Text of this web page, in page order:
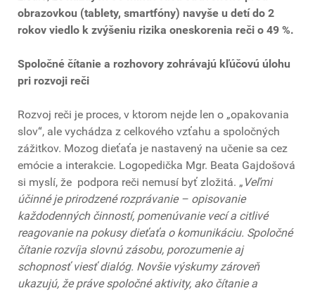
obrazovkou (tablety, smartfóny) navyše u detí do 2
rokov viedlo k zvýšeniu rizika oneskorenia reči o 49 %.
Spoločné čítanie a rozhovory zohrávajú kľúčovú úlohu
pri rozvoji reči
Rozvoj reči je proces, v ktorom nejde len o „opakovania
slov“, ale vychádza z celkového vzťahu a spoločných
zážitkov. Mozog dieťaťa je nastavený na učenie sa cez
emócie a interakcie. Logopedička Mgr. Beata Gajdošová
si myslí, že podpora reči nemusí byť zložitá. „ Veľmi
účinné je prirodzené rozprávanie – opisovanie
každodenných činností, pomenúvanie vecí a citlivé
reagovanie na pokusy dieťaťa o komunikáciu. Spoločné
čítanie rozvíja slovnú zásobu, porozumenie aj
schopnosť viesť dialóg. Novšie výskumy zároveň
ukazujú, že práve spoločné aktivity, ako čítanie a